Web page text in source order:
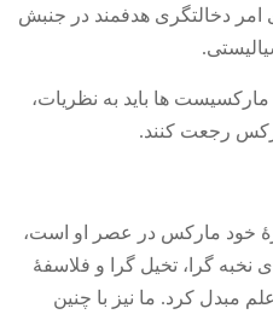
دخالتگری هدفمند در جنبش
.
ها باید به نظریات،
رجعت کنند.
خود مارکس در عصر او است،
گرا، تخیل گرا و فلاسفۀ
مبدل کرد. ما نیز با چنین